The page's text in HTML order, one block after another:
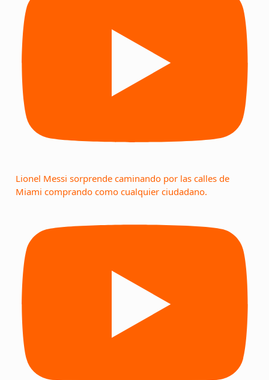
Lionel Messi sorprende caminando por las calles de
Miami comprando como cualquier ciudadano.